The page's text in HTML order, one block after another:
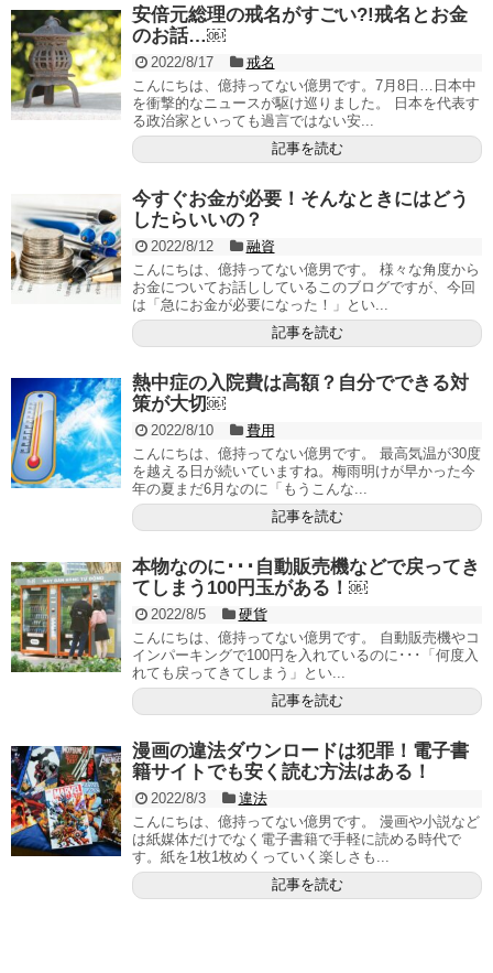
安倍元総理の戒名がすごい?!戒名とお金
のお話…￼
2022/8/17
戒名
こんにちは、億持ってない億男です。7月8日…日本中
を衝撃的なニュースが駆け巡りました。 日本を代表す
る政治家といっても過言ではない安...
記事を読む
今すぐお金が必要！そんなときにはどう
したらいいの？
2022/8/12
融資
こんにちは、億持ってない億男です。 様々な角度から
お金についてお話ししているこのブログですが、今回
は「急にお金が必要になった！」とい...
記事を読む
熱中症の入院費は高額？自分でできる対
策が大切￼
2022/8/10
費用
こんにちは、億持ってない億男です。 最高気温が30度
を越える日が続いていますね。梅雨明けが早かった今
年の夏まだ6月なのに「もうこんな...
記事を読む
本物なのに･･･自動販売機などで戻ってき
てしまう100円玉がある！￼
2022/8/5
硬貨
こんにちは、億持ってない億男です。 自動販売機やコ
インパーキングで100円を入れているのに･･･「何度入
れても戻ってきてしまう」とい...
記事を読む
漫画の違法ダウンロードは犯罪！電子書
籍サイトでも安く読む方法はある！
2022/8/3
違法
こんにちは、億持ってない億男です。 漫画や小説など
は紙媒体だけでなく電子書籍で手軽に読める時代で
す。紙を1枚1枚めくっていく楽しさも...
記事を読む